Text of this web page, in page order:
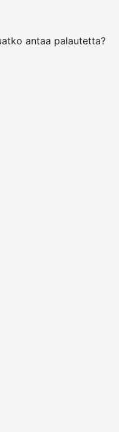
antaa palautetta?